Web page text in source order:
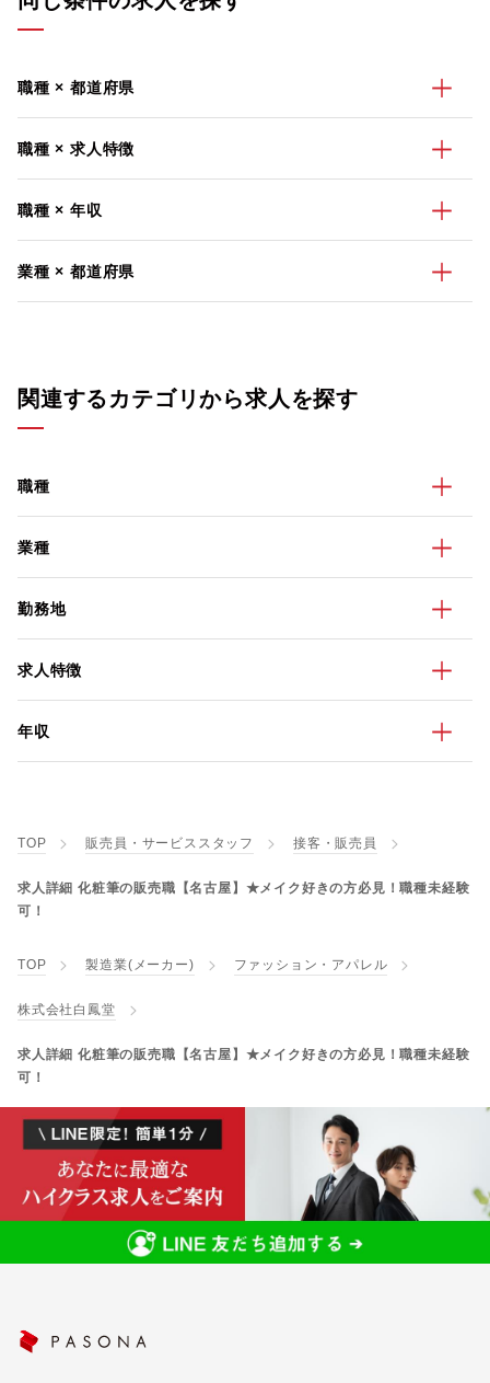
職種 × 都道府県
職種 × 求人特徴
職種 × 年収
業種 × 都道府県
関連するカテゴリから求人を探す
職種
業種
勤務地
求人特徴
年収
TOP 販売員・サービススタッフ 接客・販売員
求人詳細 化粧筆の販売職【名古屋】★メイク好きの方必見！職種未経験
可！
TOP 製造業(メーカー) ファッション・アパレル
株式会社白鳳堂
求人詳細 化粧筆の販売職【名古屋】★メイク好きの方必見！職種未経験
可！